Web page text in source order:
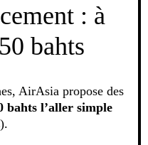
: à
bahts
AirAsia propose des
bahts l’aller simple